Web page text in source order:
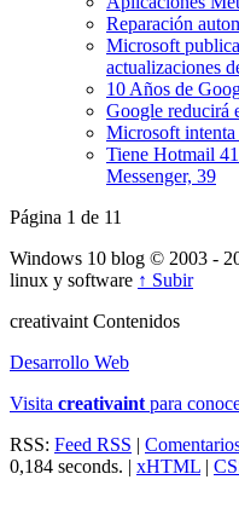
Reparación
Microsoft
actualizaciones
10 Años de
Google reducirá
Microsoft
Tiene Hotmail
Messenger, 39
Página 1 de 11
Windows 10 blog © 2003 -
linux y software ↑ Subir
creativaint Contenidos
Desarrollo Web
Visita creativaint para
RSS: Feed RSS |
0,184 seconds. | xHTML |